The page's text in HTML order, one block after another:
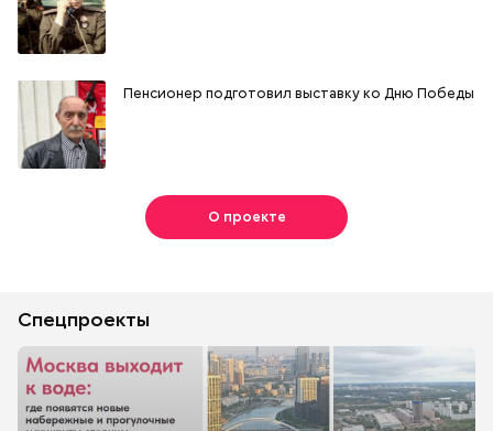
Пенсионер подготовил выставку ко Дню Победы
О проекте
Спецпроекты